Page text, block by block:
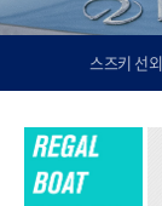
스즈키 선